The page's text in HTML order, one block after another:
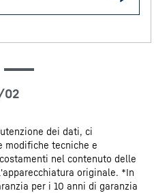
intenzionali alle
dei dati, ci
modifiche tecniche e
nel contenuto delle
originale. *In
per i 10 anni di garanzia